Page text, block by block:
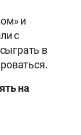
и
с
в
на